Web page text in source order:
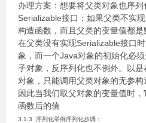
办理方案：想要将父类对象也序
Serializable接口；如果父类不实
构造函数，而且父类的变量值都是
在父类没有实现Serializable接口
象，而一个Java对象的初始化必
子对象，反序列化也不例外。以
对象，只能调用父类对象的无参构
因此当我们取父对象的变量值时
函数后的值
3.1.3 序列化举例序列化步调：